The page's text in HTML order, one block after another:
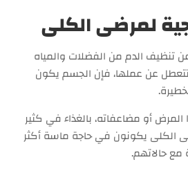
لمرضى الكلى
تنظيف الدم من الفضلات والمياه
تتعطل عن عملها، فإن الجسم يكون
المرض أو مضاعفاته، بالغذاء في كثير
الكلى يكونون في حاجة ماسة أكثر
حالاتهم.